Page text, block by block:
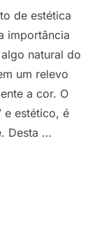
de estética
importância
natural do
um relevo
a cor. O
e estético, é
Desta …